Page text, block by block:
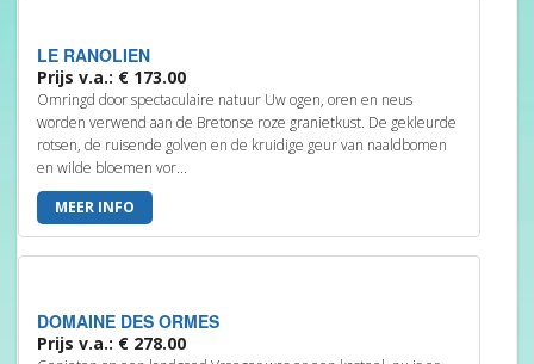
LE RANOLIEN
Prijs v.a.: € 173.00
Omringd door spectaculaire natuur Uw ogen, oren en neus
worden verwend aan de Bretonse roze granietkust. De gekleurde
rotsen, de ruisende golven en de kruidige geur van naaldbomen
en wilde bloemen vor...
MEER INFO
DOMAINE DES ORMES
Prijs v.a.: € 278.00